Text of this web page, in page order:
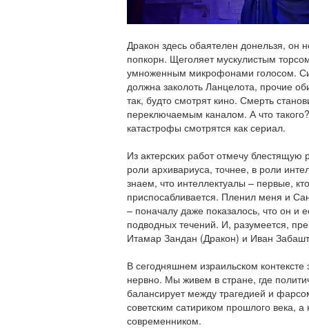
Дракон здесь обаятелен донельзя, он
попкорн. Щеголяет мускулистым
умноженным микрофонами голосом.
должна заколоть Ланцелота, прочие
так, будто смотрят кино. Смерть
переключаемым каналом. А что
катастрофы смотрятся как сериал.
Из актерских работ отмечу блестящую
роли архивариуса, точнее, в роли
знаем, что интеллектуалы – первые,
приспосабливается. Пленил меня и
– поначалу даже показалось, что он и
подводных течений. И, разумеется,
Итамар Зандан (Дракон) и Иван
В сегодняшнем израильском контексте
нервно. Мы живем в стране, где
балансирует между трагедией и
советским сатириком прошлого века,
современником.